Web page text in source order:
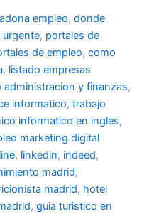
empleo, donde
urgente, portales de
de empleo, como
, listado empresas
administracion y finanzas,
informatico, trabajo
informatico en ingles,
marketing digital
, linkedin, indeed,
madrid,
madrid, hotel
, guia turistico en